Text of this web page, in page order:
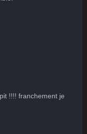
!!!! franchement je